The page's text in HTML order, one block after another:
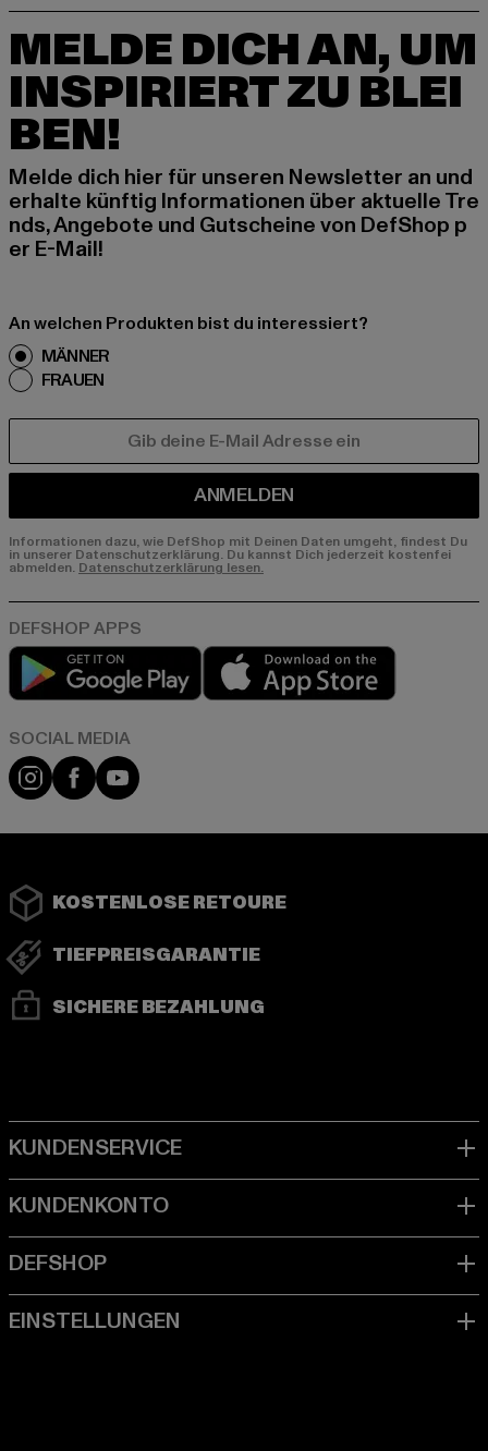
MELDE DICH AN, UM
INSPIRIERT ZU BLEI
BEN!
Melde dich hier für unseren Newsletter an und
erhalte künftig Informationen über aktuelle Tre
nds, Angebote und Gutscheine von DefShop p
er E-Mail!
An welchen Produkten bist du interessiert?
MÄNNER
FRAUEN
ANMELDEN
Informationen dazu, wie DefShop mit Deinen Daten umgeht, findest Du
in unserer Datenschutzerklärung. Du kannst Dich jederzeit kostenfei
abmelden. Datenschutzerklärung lesen.
Play market
Instagram
FacebookYouTube
KOSTENLOSE RETOURE
TIEFPREISGARANTIE
SICHERE BEZAHLUNG